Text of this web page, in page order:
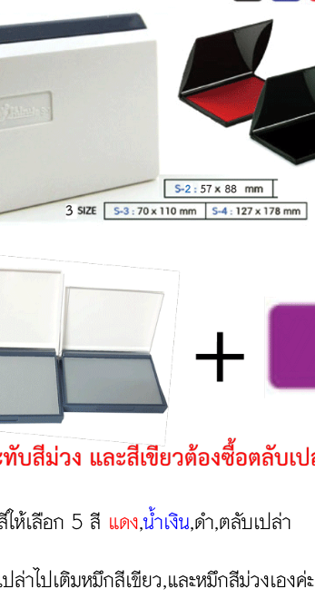
ให้เลือก 5 สี แดง,น้ำเงิน,ดำ,ตลับเปล่า
ล่าไปเติมหมึกสีเขียว,และหมึกสีม่วงเองค่ะ